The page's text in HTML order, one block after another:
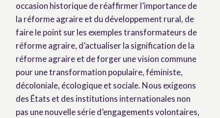
occasion historique de réaffirmer l’importance de
la réforme agraire et du développement rural, de
faire le point sur les exemples transformateurs de
réforme agraire, d’actualiser la signification de la
réforme agraire et de forger une vision commune
pour une transformation populaire, féministe,
décoloniale, écologique et sociale. Nous exigeons
des États et des institutions internationales non
pas une nouvelle série d’engagements volontaires,